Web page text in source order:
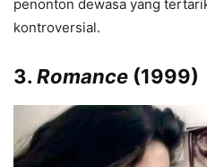
penonton dewasa yang
kontroversial.
3. Romance (1999)